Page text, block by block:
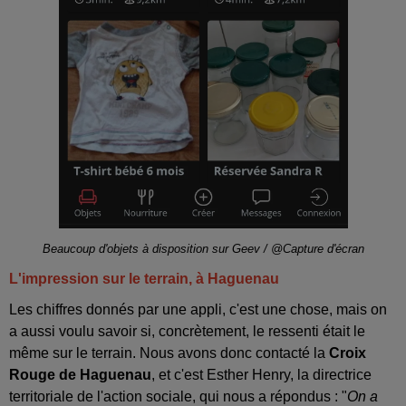
Beaucoup d'objets à disposition sur Geev / @Capture d'écran
L'impression sur le terrain, à Haguenau
Les chiffres donnés par une appli, c'est une chose, mais on
a aussi voulu savoir si, concrètement, le ressenti était le
même sur le terrain. Nous avons donc contacté la Croix
Rouge de Haguenau, et c'est Esther Henry, la directrice
territoriale de l'action sociale, qui nous a répondus : "On a